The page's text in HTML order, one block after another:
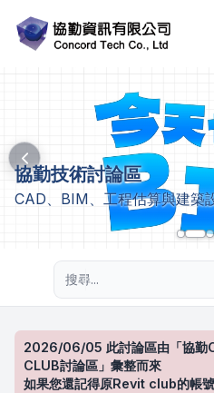
協勤技術討論區
CAD、BIM、工程估算與建築
2026/06/05 此討論區由「協勤
CLUB討論區」彙整而來
如果您還記得原Revit club的帳